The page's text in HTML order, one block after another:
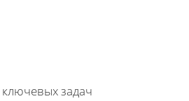
задач